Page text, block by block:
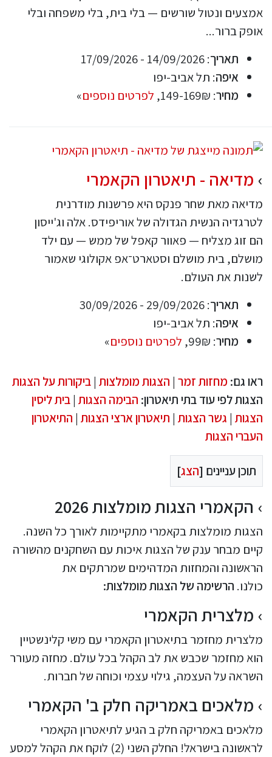
אמצעים ונטול שורשים — בלי בית, בלי משפחה ובלי
אופק ברור...
תאריך: 14/09/2026 - 17/09/2026
איפה: תל אביב-יפו
מחיר: 149-169₪, לפרטים נוספים»
מדיאה‎ - תיאטרון הקאמרי
מדיאה מאת שחר פנקס היא פרשנות מודרנית
לטרגדיה הנשית הגדולה של אוריפידס. אלה וג'ייסון
הם זוג מצליח — פאוור קאפל של ממש — עם ילד
מושלם, בית מושלם וסטארט־אפ אקולוגי שאמור
לשנות את העולם.
תאריך: 29/09/2026 - 30/09/2026
איפה: תל אביב-יפו
מחיר: 99₪, לפרטים נוספים»
ראו גם: מחזות זמר | הצגות מומלצות |ביקורות על הצגות
הצגות לפי עוד בתי תיאטרון: הבימה הצגות |בית ליסין
הצגות | גשר הצגות | תיאטרון ארצי הצגות | התיאטרון
העברי הצגות
תוכן עניינים [הצג]
הקאמרי הצגות מומלצות 2026
הצגות מומלצות בקאמרי מתקיימות לאורך כל השנה.
קיים מבחר ענק של הצגות איכות עם השחקנים מהשורה
הראשונה והמחזות המדהימים שמרתקים את
כולנו. הרשימה של הצגות מומלצות:
מלצרית הקאמרי
מלצרית מחזמר בתיאטרון הקאמרי עם משי קלינשטיין
הוא מחזמר שכבש את לב הקהל בכל עולם. מחזה מעורר
השראה על העצמה, גילוי עצמי וכוחה של חברות.
מלאכים באמריקה חלק ב' הקאמרי
מלאכים באמריקה חלק ב הגיע לתיאטרון הקאמרי
לראשונה בישראל! החלק השני (2) לוקח את הקהל למסע